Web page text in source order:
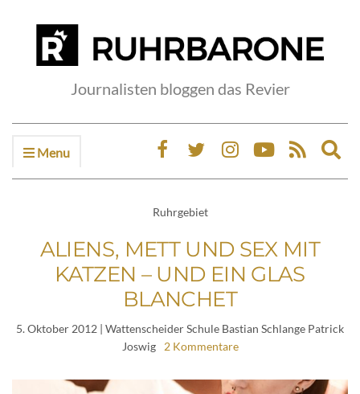
Journalisten bloggen das Revier
Menu
Ruhrgebiet
ALIENS, METT UND SEX MIT
KATZEN – UND EIN GLAS
BLANCHET
5. Oktober 2012 | Wattenscheider Schule Bastian Schlange Patrick
Joswig
2 Kommentare